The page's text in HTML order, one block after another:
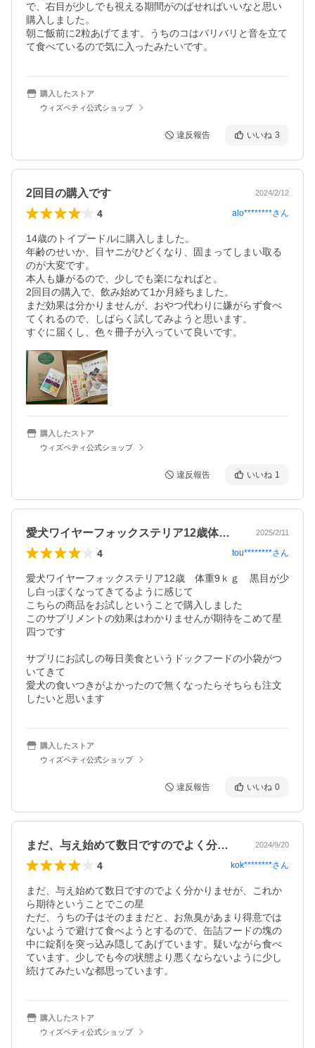
で、右目が少しでも視える期間がのばせればいいなと思い
購入しました。
朝ご飯前に2粒あげてます。うちのコはバリバリと音を立て
て食べているので気に入ったみたいです。
購入したストア
ウィズペティ公式ショップ
違反報告 いいね 3
2回目の購入です 2024/2/12
4 alo********さん
14歳のトイプードルに購入しました。
年齢のせいか、目ヤニがひどくなり、固まってしまい取る
のが大変です。
本人も嫌がるので、少しでも楽になればと。
2回目の購入で、飲み始めて1か月経ちました。
まだ効果は分かりませんが、おやつ代わりに嫌がらず食べ
てくれるので、しばらく試してみようと思います。
すぐに届くし、色々冊子が入っていて良いです。
購入したストア
ウィズペティ公式ショップ
違反報告 いいね 1
愛犬ワイヤーフォックステリア12歳体重… 2025/2/11
4 tou********さん
愛犬ワイヤーフォックステリア12歳　体重9ｋｇ　黒目が少
し白っぽくなってきてるように感じて
こちらの商品をお試しということで購入しました
このサプリメントの効果はわかりませんが期待をこめて星
四つです
サプリにお試しの毎日美食というドックフードの小袋がつ
いてきて
愛犬の食いつきがよかったので無くなったらそちらも注文
したいと思います
購入したストア
ウィズペティ公式ショップ
違反報告 いいね 0
まだ、与え始めて数日ですのでよく分かり… 2024/9/20
4 kok********さん
まだ、与え始めて数日ですのでよく分かりませが、これか
ら期待ということでこの星
ただ、うちの子はそのままだと、お魚臭があまり得意では
ないようで避けて食べようとするので、缶詰フードの塊の
中に錠剤を突っ込み隠してあげています。疑いながら食べ
ています。少しでも今の状態より悪くならないように少し
続けてみたいな都思っています。
購入したストア
ウィズペティ公式ショップ